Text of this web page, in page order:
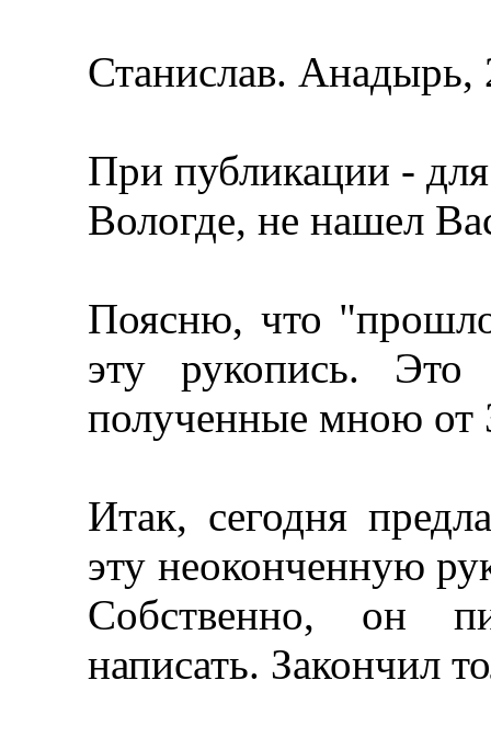
Станислав. Анадырь,
При публикации -
Вологде, не нашел
Поясню, что
эту рукопись. Это
полученные мною от
Итак, сегодня
эту неоконченную
Собственно, он
написать. Закончил